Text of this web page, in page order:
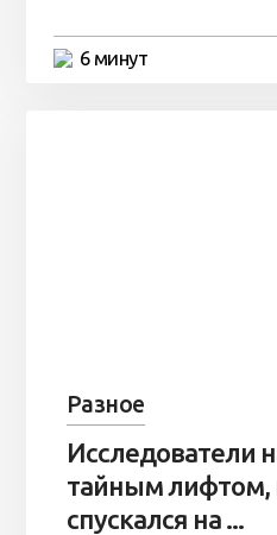
6 минут
Разное
Исследователи
тайным лифтом,
спускался на ...